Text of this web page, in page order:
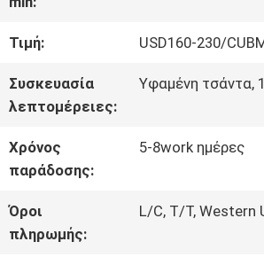
ΕΠΙΚΟΙΝΩΝΉΣΤΕ
ΜΑΖΊ
ΜΑΣ
ΖΗΤΉΣΤΕ
ΜΙΑ
Τιμή: USD160-230/
Συσκευασία
λεπτομέρειες:
Υφαμένη τσάντα,
Χρόνος
παράδοσης:
5-8work ημέρες
Όροι
πληρωμής:
L/C, T/T, Western